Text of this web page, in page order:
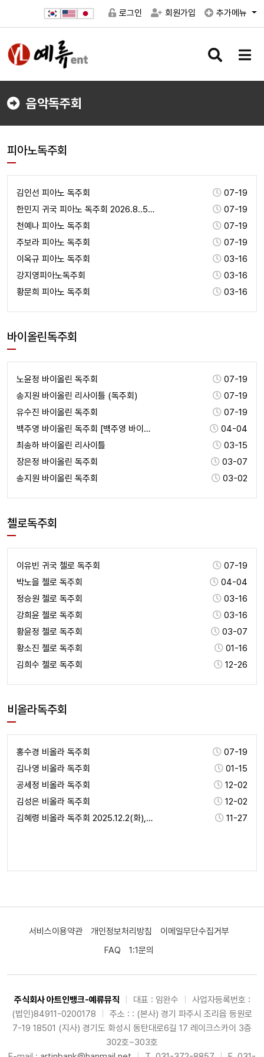
로그인 회원가입 추가메뉴
검
버
메
버
음악독주회
피아노독주회
김인선 피아노 독주회
07-19
한민지 귀국 피아노 독주회 2026.8..5(수)오후7…
07-19
천예나 피아노 독주회
07-19
주보라 피아노 독주회
07-19
이옥규 피아노 독주회
03-16
강지영피아노독주회
03-16
황문희 피아노 독주회
03-16
바이올린독주회
노윤정 바이올린 독주회
07-19
송지원 바이올린 리사이틀 (독주회)
07-19
유수진 바이올린 독주회
07-19
백주영 바이올린 독주회 [백주영 바이올리니스트]
04-04
최송하 바이올린 리사이틀
03-15
장은정 바이올린 독주회
03-07
송지원 바이올린 독주회
03-02
첼로독주회
이유빈 귀국 첼로 독주회
07-19
박노을 첼로 독주회
04-04
정승원 첼로 독주회
03-16
강희윤 첼로 독주회
03-16
황윤정 첼로 독주회
03-07
황소진 첼로 독주회
01-16
김희수 첼로 독주회
12-26
비올라독주회
홍수경 비올라 독주회
07-19
김나영 비올라 독주회
01-15
공세정 비올라 독주회
12-02
김성은 비올라 독주회
12-02
김혜령 비올라 독주회 2025.12.2(화), 19:3…
11-27
서비스이용약관 개인정보처리방침
이메일무단수집거부
FAQ
1:1문의
주식회사 아트인뱅크-예류뮤직 대표 : 임완수
사업자등록번호 :
(법인)84911-0200178
주소 : : (본사) 경기 파주시 조리읍 등원로
7-19 18501 (지사) 경기도 화성시 동탄대로6길 17 레이크스카이 3층
302호~303호